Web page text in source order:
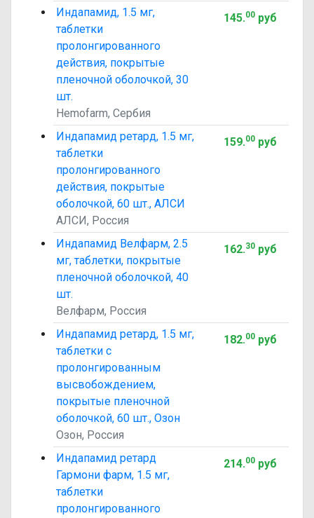
Индапамид, 1.5 мг,
таблетки
пролонгированного
действия, покрытые
пленочной оболочкой, 30
шт.
Hemofarm, Сербия
145.00руб
Индапамид ретард, 1.5 мг,
таблетки
пролонгированного
действия, покрытые
оболочкой, 60 шт., АЛСИ
АЛСИ, Россия
159.00руб
Индапамид Велфарм, 2.5
мг, таблетки, покрытые
пленочной оболочкой, 40
шт.
Велфарм, Россия
162.30руб
Индапамид ретард, 1.5 мг,
таблетки с
пролонгированным
высвобождением,
покрытые пленочной
оболочкой, 60 шт., Озон
Озон, Россия
182.00руб
Индапамид ретард
Гармони фарм, 1.5 мг,
таблетки
пролонгированного
214.00руб